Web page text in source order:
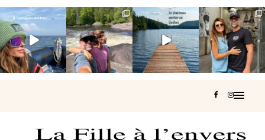
Voir une baleine
en photo, c’est
impressionnant
🐋...
Les Laurentides,
le Québec
version nature.
...
Et si je te disais
qu’il existe un
sentier où tu...
127 37
Montréal, une
très belle
surprise 🇨🇦
453